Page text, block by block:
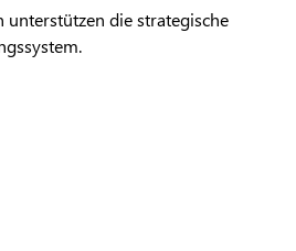
die strategische